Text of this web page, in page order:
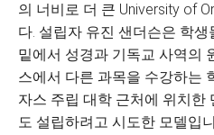
의 너비로 더 큰 University of
다. 설립자 유진 샌더슨은 학
밑에서 성경과 기독교 사역의
스에서 다른 과목을 수강하는
자스 주립 대학 근처에 위치한
도 설립하려고 시도한 모델입